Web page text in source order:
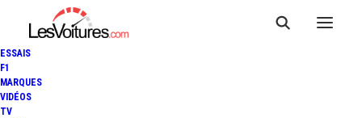
ESSAIS
F1
MARQUES
VIDÉOS
TV